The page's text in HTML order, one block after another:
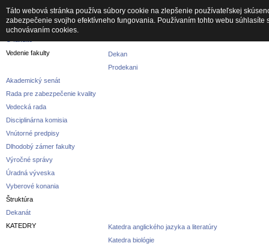
Fakulta
Vedenie fakulty
Dekan
Prodekani
Akademický senát
Rada pre zabezpečenie kvality
Vedecká rada
Disciplinárna komisia
Vnútorné predpisy
Dlhodobý zámer fakulty
Výročné správy
Úradná výveska
Vyberové konania
Štruktúra
Dekanát
KATEDRY
Katedra anglického jazyka a literatúry
Katedra biológie
Táto webová stránka používa súbory cookie na zlepšenie používateľskej
zabezpečenie svojho efektívneho fungovania. Používaním tohto webu súhlasíte
uchovávaním cookies.